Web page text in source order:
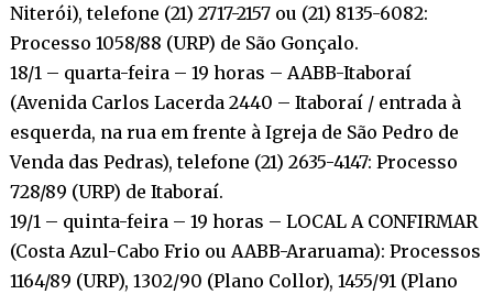
Niterói), telefone (21) 2717-2157 ou (21) 8135-6082:
Processo 1058/88 (URP) de São Gonçalo.
18/1 – quarta-feira – 19 horas – AABB-Itaboraí
(Avenida Carlos Lacerda 2440 – Itaboraí / entrada à
esquerda, na rua em frente à Igreja de São Pedro de
Venda das Pedras), telefone (21) 2635-4147: Processo
728/89 (URP) de Itaboraí.
19/1 – quinta-feira – 19 horas – LOCAL A CONFIRMAR
(Costa Azul-Cabo Frio ou AABB-Araruama): Processos
1164/89 (URP), 1302/90 (Plano Collor), 1455/91 (Plano